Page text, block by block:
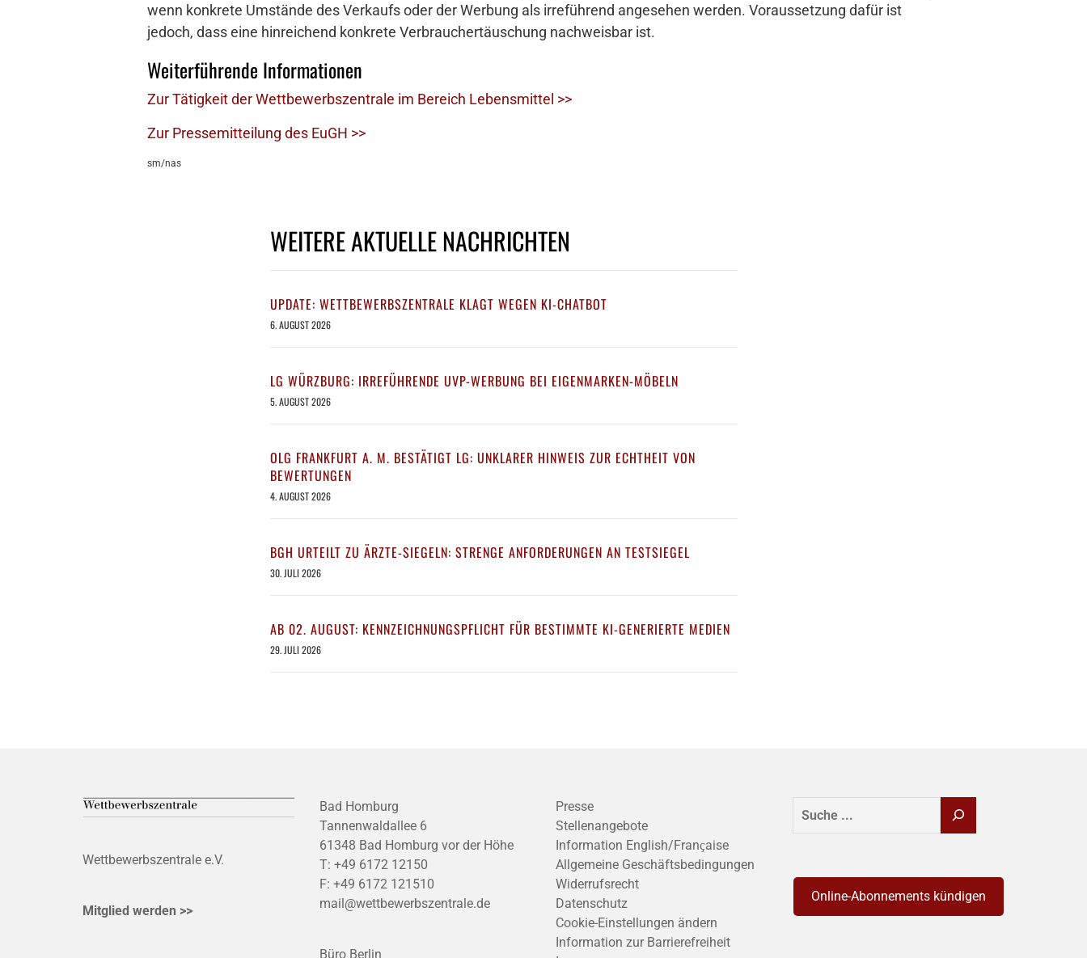
wenn konkrete Umstände des Verkaufs oder der Werbung als irreführend angesehen werden. Voraussetzung dafür ist
jedoch, dass eine hinreichend konkrete Verbrauchertäuschung nachweisbar ist.
Weiterführende Informationen
Zur Tätigkeit der Wettbewerbszentrale im Bereich Lebensmittel >>
Zur Pressemitteilung des EuGH >>
sm/nas
WEITERE AKTUELLE NACHRICHTEN
UPDATE: WETTBEWERBSZENTRALE KLAGT WEGEN KI-CHATBOT
6. AUGUST 2026
LG WÜRZBURG: IRREFÜHRENDE UVP-WERBUNG BEI EIGENMARKEN-MÖBELN
5. AUGUST 2026
OLG FRANKFURT A. M. BESTÄTIGT LG: UNKLARER HINWEIS ZUR ECHTHEIT VON
BEWERTUNGEN
4. AUGUST 2026
BGH URTEILT ZU ÄRZTE-SIEGELN: STRENGE ANFORDERUNGEN AN TESTSIEGEL
30. JULI 2026
AB 02. AUGUST: KENNZEICHNUNGSPFLICHT FÜR BESTIMMTE KI-GENERIERTE MEDIEN
29. JULI 2026
Wettbewerbszentrale e.V.
Mitglied werden >>
Bad Homburg
Tannenwaldallee 6
61348 Bad Homburg vor der Höhe
T: +49 6172 12150
F: +49 6172 121510
mail@wettbewerbszentrale.de
Büro Berlin
Presse
Stellenangebote
Information English/Franҫaise
Allgemeine Geschäftsbedingungen
Widerrufsrecht
Datenschutz
Cookie-Einstellungen ändern
Information zur Barrierefreiheit
SUCHEN
Online-Abonnements kündigen